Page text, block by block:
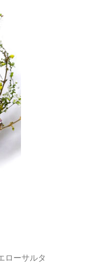
ローサルタ